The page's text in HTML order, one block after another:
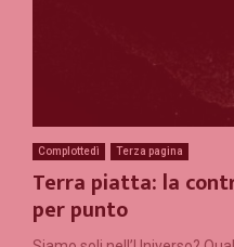
Complottedì Terza pagina
Terra piatta: la
per punto